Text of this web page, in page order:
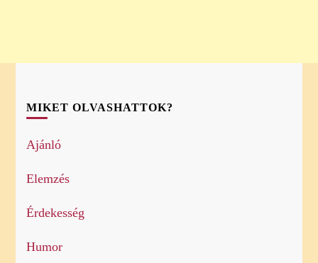
MIKET OLVASHATTOK?
Ajánló
Elemzés
Érdekesség
Humor